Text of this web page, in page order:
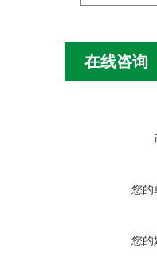
在线咨询
您的
您的